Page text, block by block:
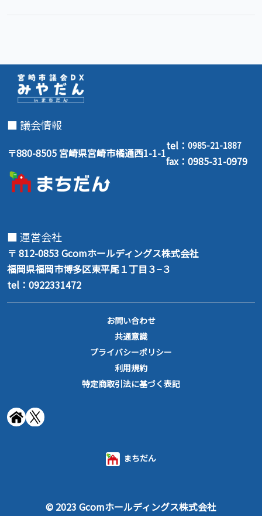
■ 議会情報
〒880-8505 宮崎県宮崎市橘通西1-1-1
tel： 0985-21-1887
fax：0985-31-0979
■ 運営会社
〒 812-0853 Gcomホールディングス株式会社
福岡県福岡市博多区東平尾１丁目３−３
tel：0922331472
お問い合わせ
共通意識
プライバシーポリシー
利用規約
特定商取引法に基づく表記
まちだん
© 2023 Gcomホールディングス株式会社